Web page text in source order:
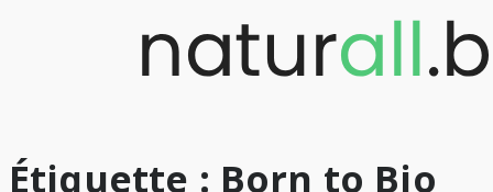
Étiquette : Born to Bio